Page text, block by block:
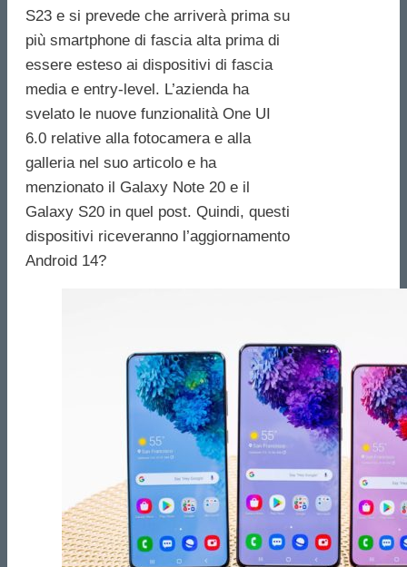
S23 e si prevede che arriverà prima su
più smartphone di fascia alta prima di
essere esteso ai dispositivi di fascia
media e entry-level. L’azienda ha
svelato le nuove funzionalità One UI
6.0 relative alla fotocamera e alla
galleria nel suo articolo e ha
menzionato il Galaxy Note 20 e il
Galaxy S20 in quel post. Quindi, questi
dispositivi riceveranno l’aggiornamento
Android 14?